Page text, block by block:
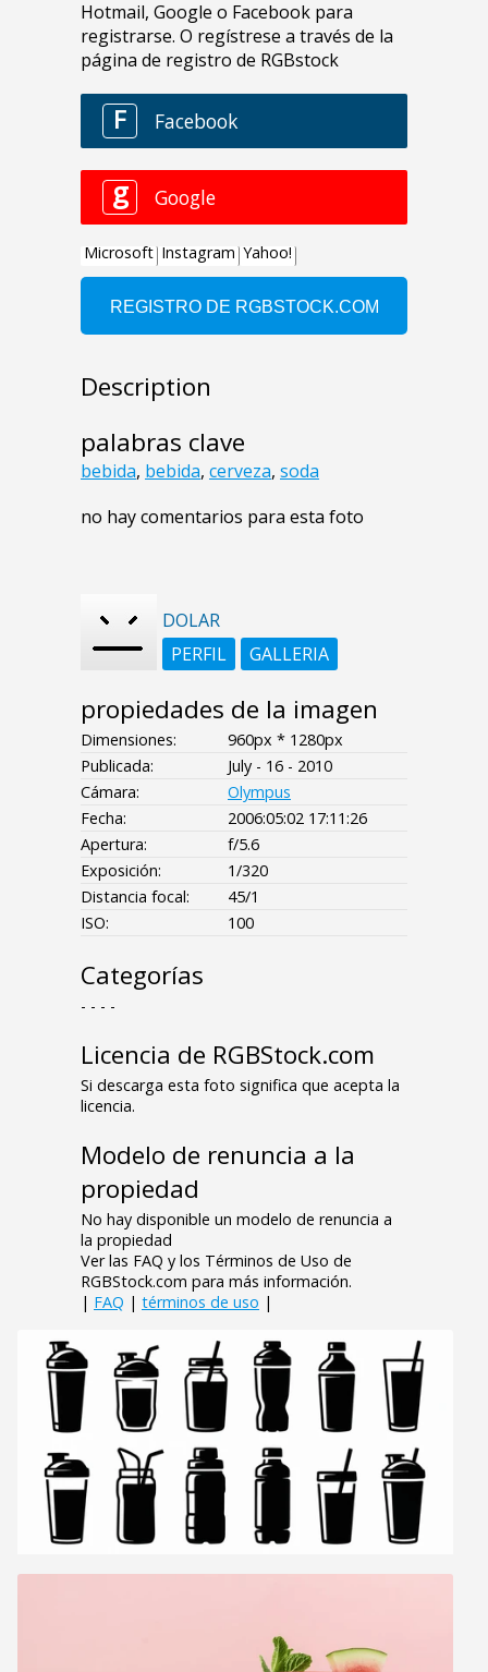
Description
palabras clave
bebida, bebida, cerveza, soda
no hay comentarios para esta foto
DOLAR
PERFIL
GALLERIA
propiedades de la imagen
Dimensiones:
960px * 1280px
Publicada:
July - 16 - 2010
Cámara:
Olympus
Fecha:
2006:05:02 17:11:26
Apertura:
f/5.6
Exposición:
1/320
Distancia focal:
45/1
ISO:
100
Categorías
- - - -
Licencia de RGBStock.com
Si descarga esta foto significa que acepta la
licencia.
Modelo de renuncia a la
propiedad
No hay disponible un modelo de renuncia a
la propiedad
Ver las FAQ y los Términos de Uso de
RGBStock.com para más información.
| FAQ | términos de uso |